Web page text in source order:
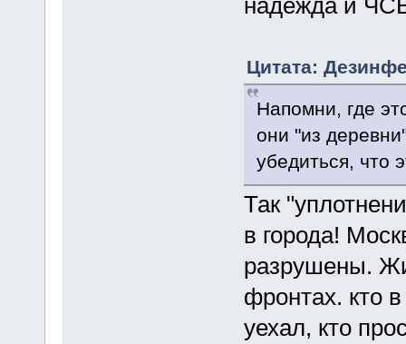
надежда и
Цитата:
Напомни, где
они "из
убедиться, что
Так
в города!
разрушены.
фронтах. кто
уехал, кто